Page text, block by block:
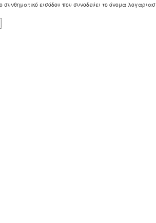
συνθηματικό εισόδου που συνοδεύει το όνομα